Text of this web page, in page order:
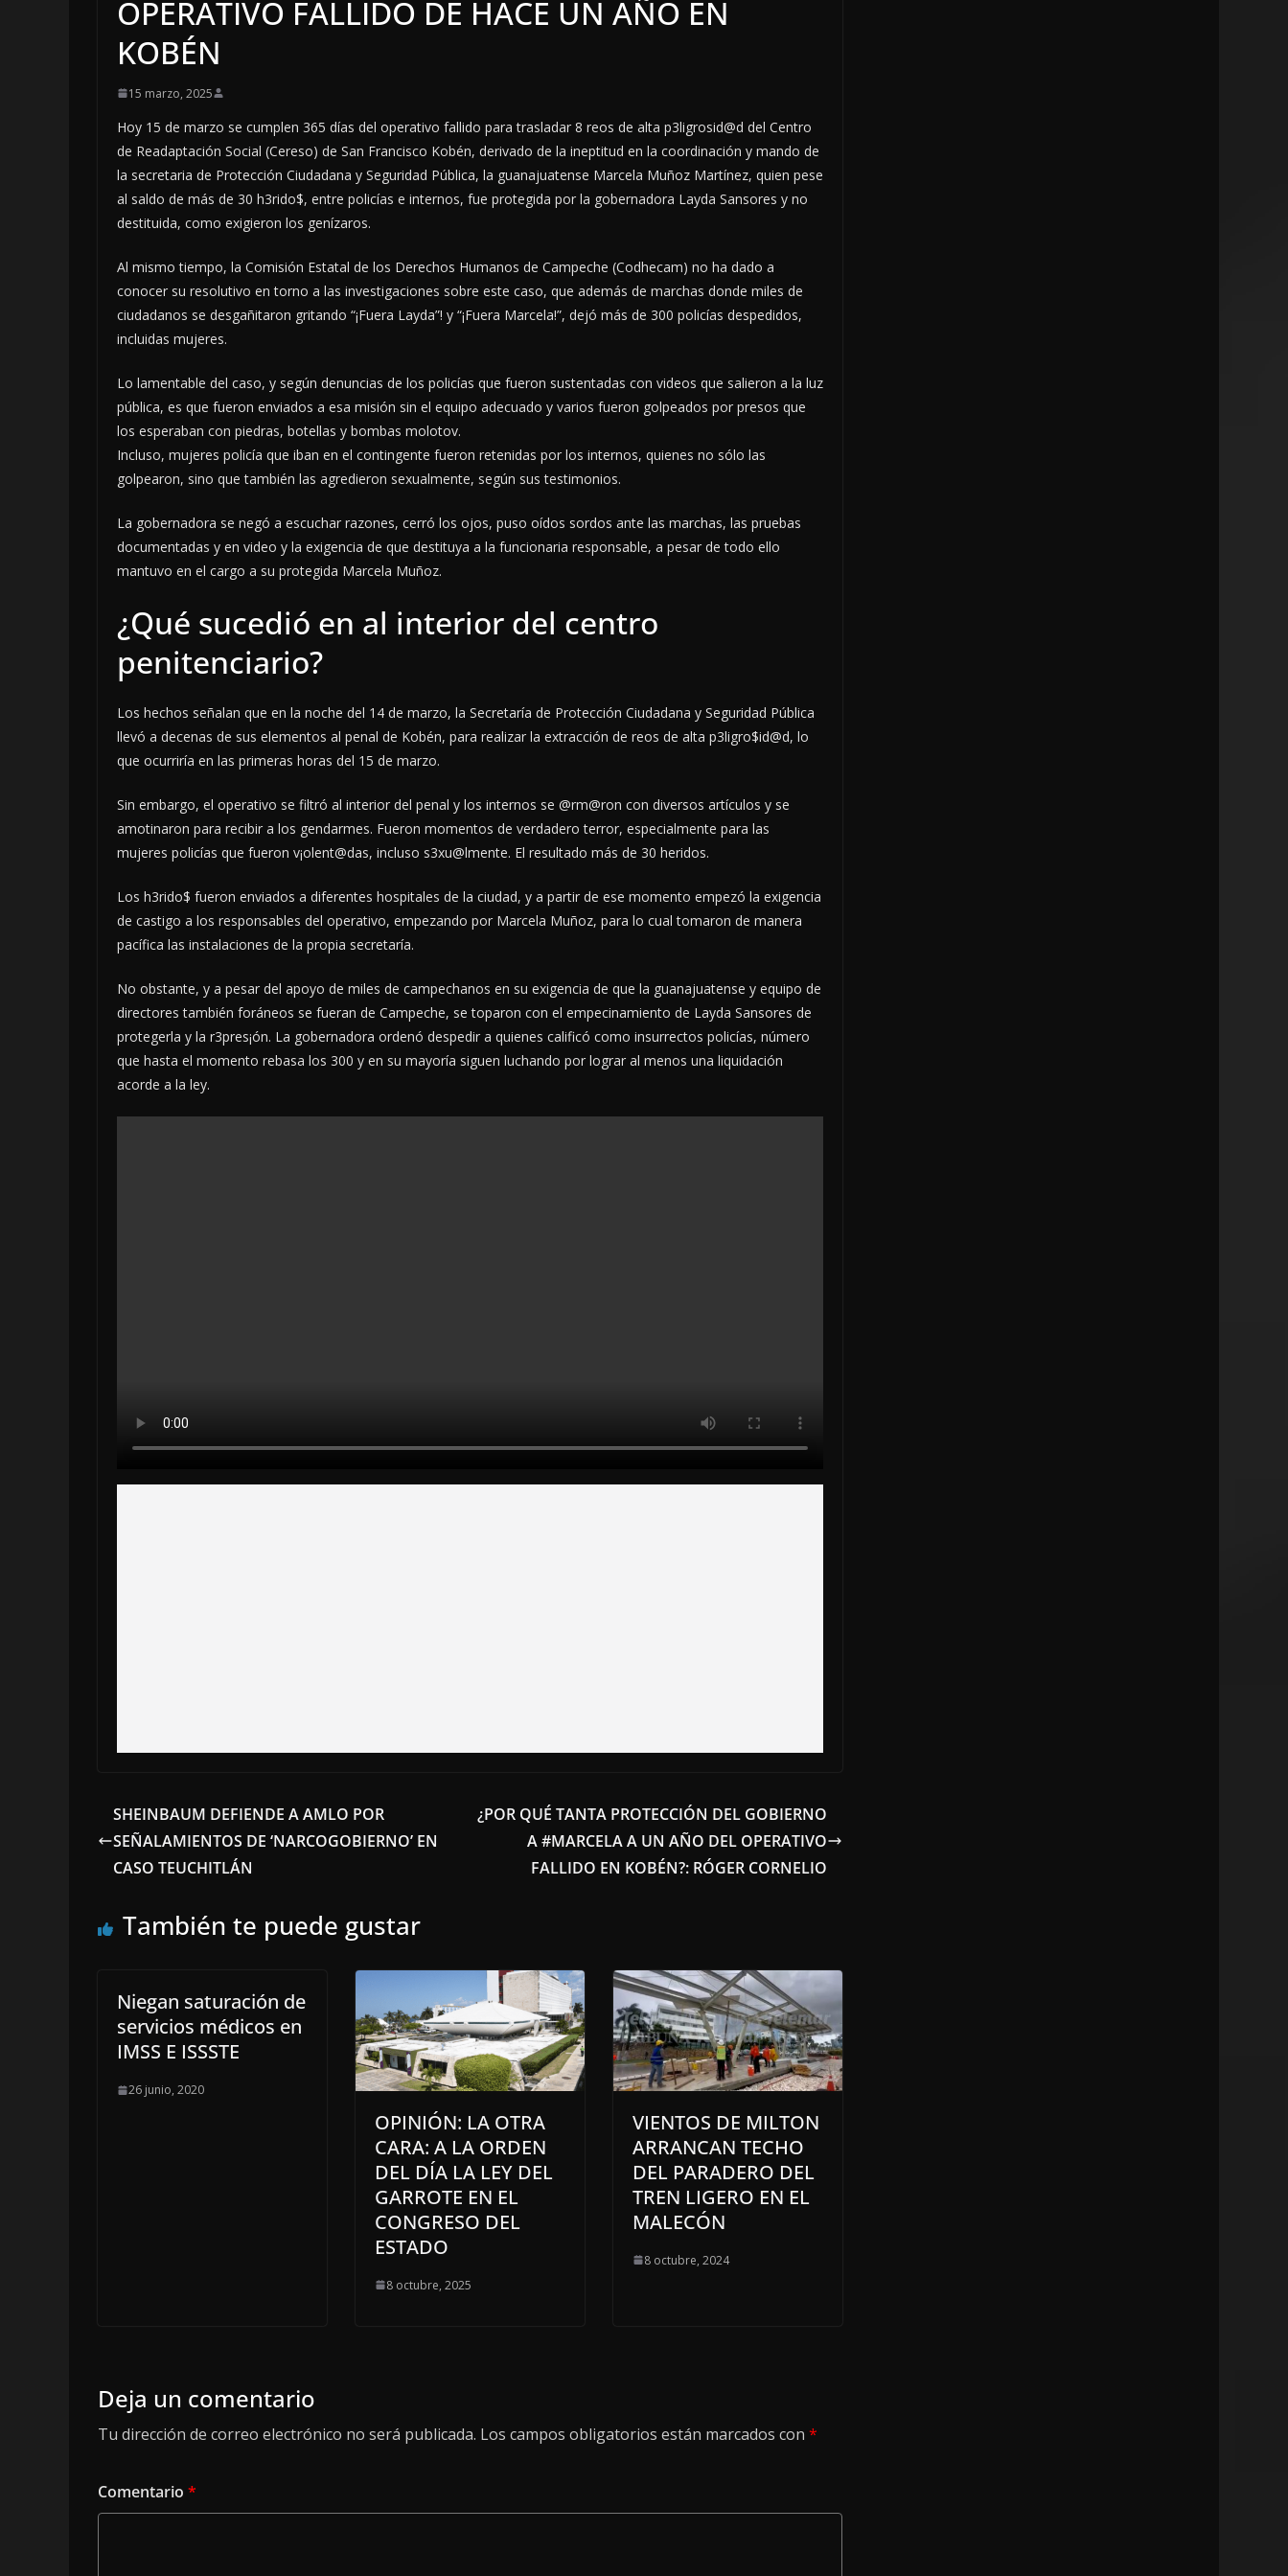
OPERATIVO FALLIDO DE HACE UN AÑO EN
KOBÉN
15 marzo, 2025
Hoy 15 de marzo se cumplen 365 días del operativo fallido para trasladar 8 reos de alta p3ligrosid@d del Centro
de Readaptación Social (Cereso) de San Francisco Kobén, derivado de la ineptitud en la coordinación y mando de
la secretaria de Protección Ciudadana y Seguridad Pública, la guanajuatense Marcela Muñoz Martínez, quien pese
al saldo de más de 30 h3rido$, entre policías e internos, fue protegida por la gobernadora Layda Sansores y no
destituida, como exigieron los genízaros.
Al mismo tiempo, la Comisión Estatal de los Derechos Humanos de Campeche (Codhecam) no ha dado a
conocer su resolutivo en torno a las investigaciones sobre este caso, que además de marchas donde miles de
ciudadanos se desgañitaron gritando “¡Fuera Layda”! y “¡Fuera Marcela!”, dejó más de 300 policías despedidos,
incluidas mujeres.
Lo lamentable del caso, y según denuncias de los policías que fueron sustentadas con videos que salieron a la luz
pública, es que fueron enviados a esa misión sin el equipo adecuado y varios fueron golpeados por presos que
los esperaban con piedras, botellas y bombas molotov.
Incluso, mujeres policía que iban en el contingente fueron retenidas por los internos, quienes no sólo las
golpearon, sino que también las agredieron sexualmente, según sus testimonios.
La gobernadora se negó a escuchar razones, cerró los ojos, puso oídos sordos ante las marchas, las pruebas
documentadas y en video y la exigencia de que destituya a la funcionaria responsable, a pesar de todo ello
mantuvo en el cargo a su protegida Marcela Muñoz.
¿Qué sucedió en al interior del centro
penitenciario?
Los hechos señalan que en la noche del 14 de marzo, la Secretaría de Protección Ciudadana y Seguridad Pública
llevó a decenas de sus elementos al penal de Kobén, para realizar la extracción de reos de alta p3ligro$id@d, lo
que ocurriría en las primeras horas del 15 de marzo.
Sin embargo, el operativo se filtró al interior del penal y los internos se @rm@ron con diversos artículos y se
amotinaron para recibir a los gendarmes. Fueron momentos de verdadero terror, especialmente para las
mujeres policías que fueron v¡olent@das, incluso s3xu@lmente. El resultado más de 30 heridos.
Los h3rido$ fueron enviados a diferentes hospitales de la ciudad, y a partir de ese momento empezó la exigencia
de castigo a los responsables del operativo, empezando por Marcela Muñoz, para lo cual tomaron de manera
pacífica las instalaciones de la propia secretaría.
No obstante, y a pesar del apoyo de miles de campechanos en su exigencia de que la guanajuatense y equipo de
directores también foráneos se fueran de Campeche, se toparon con el empecinamiento de Layda Sansores de
protegerla y la r3pres¡ón. La gobernadora ordenó despedir a quienes calificó como insurrectos policías, número
que hasta el momento rebasa los 300 y en su mayoría siguen luchando por lograr al menos una liquidación
acorde a la ley.
SHEINBAUM DEFIENDE A AMLO POR
SEÑALAMIENTOS DE ‘NARCOGOBIERNO’ EN
CASO TEUCHITLÁN
¿POR QUÉ TANTA PROTECCIÓN DEL GOBIERNO
A #MARCELA A UN AÑO DEL OPERATIVO
FALLIDO EN KOBÉN?: RÓGER CORNELIO
También te puede gustar
Niegan saturación de
servicios médicos en
IMSS E ISSSTE
26 junio, 2020
OPINIÓN: LA OTRA
CARA: A LA ORDEN
DEL DÍA LA LEY DEL
GARROTE EN EL
CONGRESO DEL
ESTADO
8 octubre, 2025
VIENTOS DE MILTON
ARRANCAN TECHO
DEL PARADERO DEL
TREN LIGERO EN EL
MALECÓN
8 octubre, 2024
Deja un comentario
Tu dirección de correo electrónico no será publicada. Los campos obligatorios están marcados con *
Comentario *